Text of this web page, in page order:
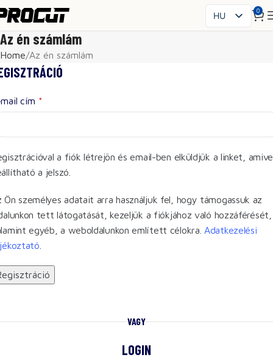
HU
0
Az én számlám
Home Az én számlám
cím *
a fiók létrejön és email-ben elküldjük a linket,
a jelszó.
Ön személyes adatait arra használjuk fel, hogy támogassuk az
tett látogatását, kezeljük a fiókjához való hozzáférését,
egyéb, a weboldalunkon említett célokra. Adatkezelési
VAGY
LOGIN